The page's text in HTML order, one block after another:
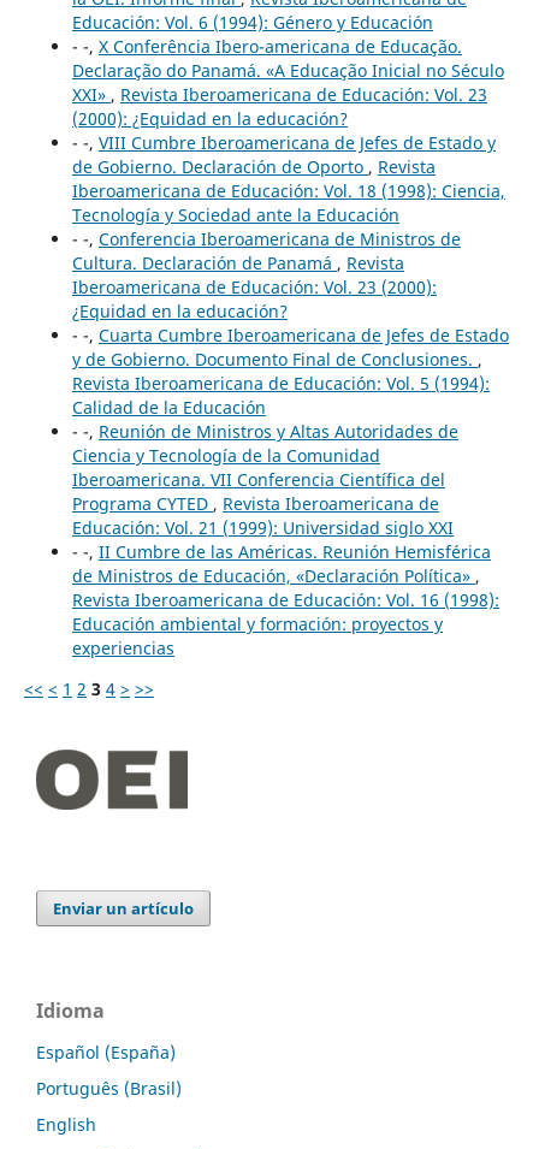
Educación: Vol. 6 (1994): Género y Educación
- -, X Conferência Ibero-americana de Educação.
Declaração do Panamá. «A Educação Inicial no Século
XXI» , Revista Iberoamericana de Educación: Vol. 23
(2000): ¿Equidad en la educación?
- -, VIII Cumbre Iberoamericana de Jefes de Estado y
de Gobierno. Declaración de Oporto , Revista
Iberoamericana de Educación: Vol. 18 (1998): Ciencia,
Tecnología y Sociedad ante la Educación
- -, Conferencia Iberoamericana de Ministros de
Cultura. Declaración de Panamá , Revista
Iberoamericana de Educación: Vol. 23 (2000):
¿Equidad en la educación?
- -, Cuarta Cumbre Iberoamericana de Jefes de Estado
y de Gobierno. Documento Final de Conclusiones. ,
Revista Iberoamericana de Educación: Vol. 5 (1994):
Calidad de la Educación
- -, Reunión de Ministros y Altas Autoridades de
Ciencia y Tecnología de la Comunidad
Iberoamericana. VII Conferencia Científica del
Programa CYTED , Revista Iberoamericana de
Educación: Vol. 21 (1999): Universidad siglo XXI
- -, II Cumbre de las Américas. Reunión Hemisférica
de Ministros de Educación, «Declaración Política» ,
Revista Iberoamericana de Educación: Vol. 16 (1998):
Educación ambiental y formación: proyectos y
experiencias
<< < 1 2 3 4 > >>
Enviar un artículo
Idioma
Español (España)
Português (Brasil)
English